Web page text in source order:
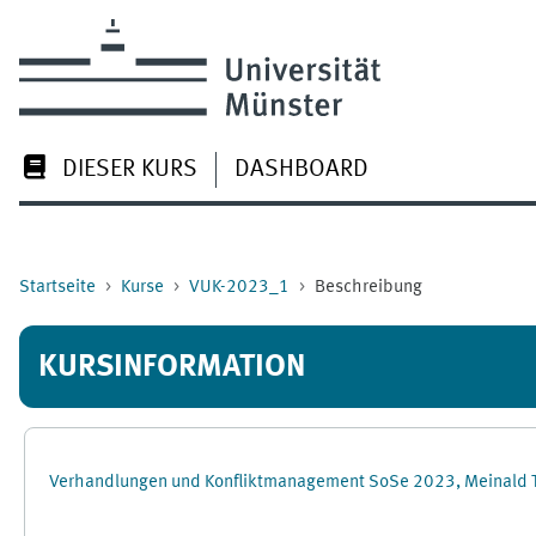
DIESER KURS DASHBOARD
Startseite Kurse VUK-2023_1 Beschreibung
KURSINFORMATION
Verhandlungen und Konfliktmanagement SoSe 2023, Meinald